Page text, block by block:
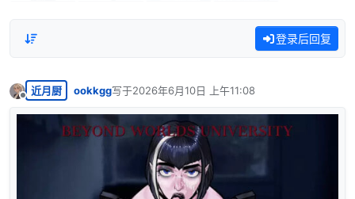
登录后回复
离线
近月厨 ookkgg写于2026年6月10日 上午11:08
最后由 编辑